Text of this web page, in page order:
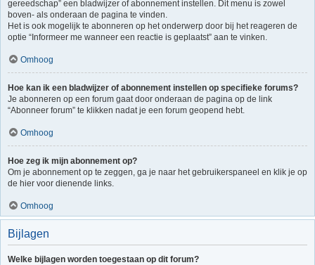
gereedschap” een bladwijzer of abonnement instellen. Dit menu is zowel
boven- als onderaan de pagina te vinden.
Het is ook mogelijk te abonneren op het onderwerp door bij het reageren de
optie “Informeer me wanneer een reactie is geplaatst” aan te vinken.
Omhoog
Hoe kan ik een bladwijzer of abonnement instellen op specifieke forums?
Je abonneren op een forum gaat door onderaan de pagina op de link
“Abonneer forum” te klikken nadat je een forum geopend hebt.
Omhoog
Hoe zeg ik mijn abonnement op?
Om je abonnement op te zeggen, ga je naar het gebruikerspaneel en klik je op
de hier voor dienende links.
Omhoog
Bijlagen
Welke bijlagen worden toegestaan op dit forum?